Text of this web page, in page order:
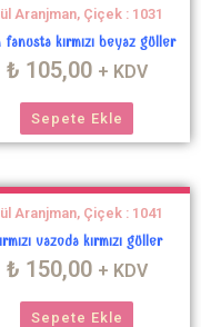
Aranjman, Çiçek : 1031
fanusta kırmızı beyaz güller
₺ 105,00 + KDV
Sepete Ekle
Aranjman, Çiçek : 1041
vazoda kırmızı güller
₺ 150,00 + KDV
Sepete Ekle